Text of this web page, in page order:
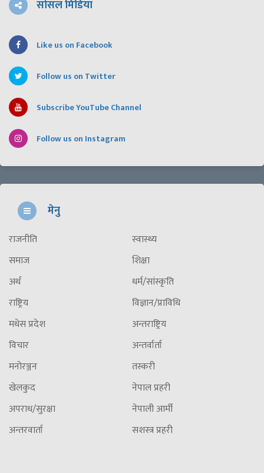
सोसल मिडिया
Like us on Facebook
Follow us on Twitter
Subscribe YouTube Channel
Follow us on Instagram
मेनु
राजनीति
समाज
अर्थ
राष्ट्रिय
मधेस प्रदेश
विचार
मनोरञ्जन
खेलकुद
अपराध/सुरक्षा
अन्तरवार्ता
स्वास्थ्य
शिक्षा
धर्म/सांस्कृति
विज्ञान/प्राविधि
अन्तराष्ट्रिय
अन्तर्वार्ता
तस्करी
नेपाल प्रहरी
नेपाली आर्मी
सशस्त्र प्रहरी